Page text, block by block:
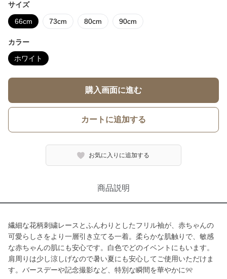
サイズ
66cm 73cm 80cm 90cm
カラー
ホワイト
購入画面に進む
カートに追加する
お気に入りに追加する
商品説明
繊細な花柄刺繍レースとふんわりとしたフリル袖が、赤ちゃんの
可愛らしさをより一層引き立てる一着。柔らかな肌触りで、敏感
な赤ちゃんの肌にも安心です。白色でどのイベントにもいます。
肩周りは少し涼しげなので暑い夏にも安心してご使用いただけま
す。バースデーや記念撮影など、特別な瞬間を華やかに୨୧